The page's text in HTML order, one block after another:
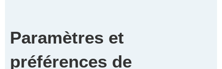
Paramètres et
préférences de